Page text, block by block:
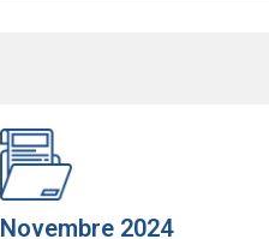
Novembre 2024